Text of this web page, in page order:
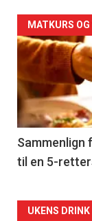
akkurat
nå
-
5
MATKURS
Sammenlign
til en 5-
Forsiden
UKENS DRINK